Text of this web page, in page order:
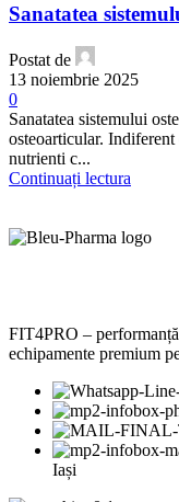
Sanatatea
Postat de
13 noiembrie 2025
0
Sanatatea sistemului
osteoarticular. Indiferent
nutrienti c...
Continuați lectura
FIT4PRO –
echipamente premium
Iași